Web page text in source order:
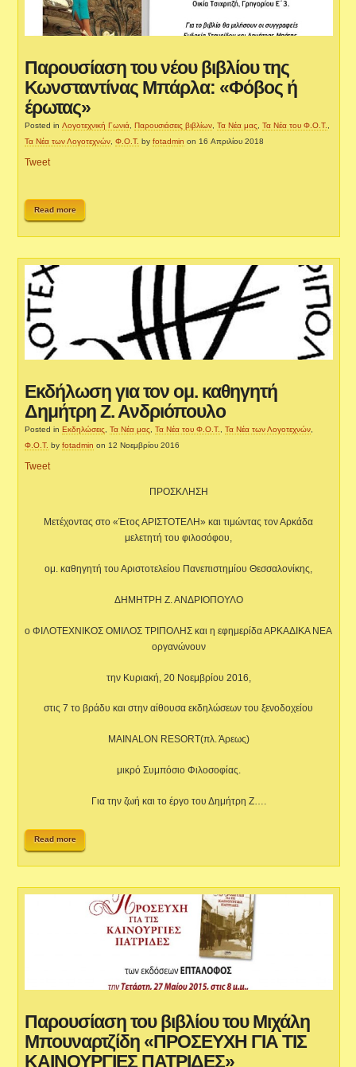
Παρουσίαση του νέου βιβλίου της
Κωνσταντίνας Μπάρλα: «Φόβος ή
έρωτας»
Posted inΛογοτεχνική Γωνιά ,Παρουσιάσεις βιβλίων ,Τα Νέα μας ,Τα Νέα του Φ.Ο.Τ.
Τα Νέα των Λογοτεχνών ,Φ.Ο.Τ. byfotadmin on 16 Απριλίου 2018
Tweet
Read more
Εκδήλωση για τον ομ. καθηγητή
Δημήτρη Ζ. Ανδριόπουλο
Posted inΕκδηλώσεις ,Τα Νέα μας ,Τα Νέα του Φ.Ο.Τ. ,Τα Νέα των Λογοτεχνών
Φ.Ο.Τ. byfotadmin on 12 Νοεμβρίου 2016
Tweet
ΠΡΟΣΚΛΗΣΗ
Μετέχοντας στο «Έτος ΑΡΙΣΤΟΤΕΛΗ» και τιμώντας τον Αρκάδα
μελετητή του φιλοσόφου,
ομ. καθηγητή του Αριστοτελείου Πανεπιστημίου Θεσσαλονίκης,
ΔΗΜΗΤΡΗ Ζ. ΑΝΔΡΙΟΠΟΥΛΟ
ο ΦΙΛΟΤΕΧΝΙΚΟΣ ΟΜΙΛΟΣ ΤΡΙΠΟΛΗΣ και η εφημερίδα ΑΡΚΑΔΙΚΑ ΝΕΑ
οργανώνουν
την Κυριακή, 20 Νοεμβρίου 2016,
στις 7 το βράδυ και στην αίθουσα εκδηλώσεων του ξενοδοχείου
MAINALON RESORT(πλ. Άρεως)
μικρό Συμπόσιο Φιλοσοφίας.
Για την ζωή και το έργο του Δημήτρη Ζ….
Read more
Παρουσίαση του βιβλίου του Μιχάλη
Μπουναρτζίδη «ΠΡΟΣΕΥΧΗ ΓΙΑ ΤΙΣ
ΚΑΙΝΟΥΡΓΙΕΣ ΠΑΤΡΙΔΕΣ»